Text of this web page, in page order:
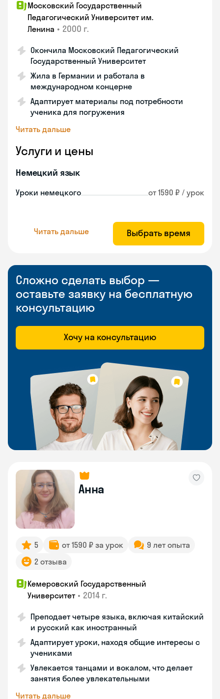
Московский Государственный
Педагогический Университет им.
Ленина • 2000 г.
Окончила Московский Педагогический
Государственный Университет
Жила в Германии и работала в
международном концерне
Адаптирует материалы под потребности
ученика для погружения
Читать дальше
Услуги и цены
Немецкий язык
Уроки немецкого от 1590 ₽ / урок
Читать дальше Выбрать время
Сложно сделать выбор —
оставьте заявку на бесплатную
консультацию
Хочу на консультацию
Анна
5 от 1590 ₽ за урок
9 лет опыта
2 отзыва
Кемеровский Государственный
Университет • 2014 г.
Преподает четыре языка, включая китайский
и русский как иностранный
Адаптирует уроки, находя общие интересы с
учениками
Увлекается танцами и вокалом, что делает
занятия более увлекательными
Читать дальше